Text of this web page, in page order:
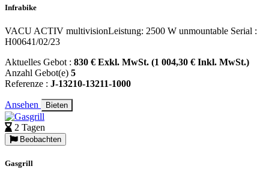
Infrabike
VACU ACTIV multivisionLeistung: 2500 W unmountable Serial :
H00641/02/23
Aktuelles Gebot : 830 € Exkl. MwSt. (1 004,30 € Inkl. MwSt.)
Anzahl Gebot(e) 5
Referenze : J-13210-13211-1000
Ansehen Bieten
2 Tagen
Beobachten
Gasgrill